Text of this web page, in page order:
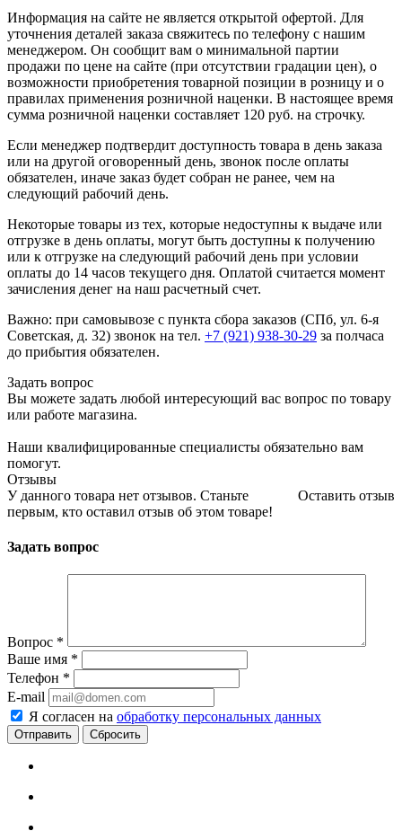
Информация на сайте не является открытой офертой. Для
уточнения деталей заказа свяжитесь по телефону с нашим
менеджером. Он сообщит вам о минимальной партии
продажи по цене на сайте (при отсутствии градации цен), о
возможности приобретения товарной позиции в розницу и о
правилах применения розничной наценки. В настоящее время
сумма розничной наценки составляет 120 руб. на строчку.
Если менеджер подтвердит доступность товара в день заказа
или на другой оговоренный день, звонок после оплаты
обязателен, иначе заказ будет собран не ранее, чем на
следующий рабочий день.
Некоторые товары из тех, которые недоступны к выдаче или
отгрузке в день оплаты, могут быть доступны к получению
или к отгрузке на следующий рабочий день при условии
оплаты до 14 часов текущего дня. Оплатой считается момент
зачисления денег на наш расчетный счет.
Важно: при самовывозе с пункта сборa заказов (СПб, ул. 6-я
Советская, д. 32) звонок на тел. +7 (921) 938-30-29 за полчаса
до прибытия обязателен.
Задать вопрос
Вы можете задать любой интересующий вас вопрос по товару
или работе магазина.
Наши квалифицированные специалисты обязательно вам
помогут.
Отзывы
Оставить отзыв
У данного товара нет отзывов. Станьте
первым, кто оставил отзыв об этом товаре!
Задать вопрос
Вопрос *
Ваше имя *
Телефон *
E-mail
Я согласен на обработку персональных данных
Сбросить